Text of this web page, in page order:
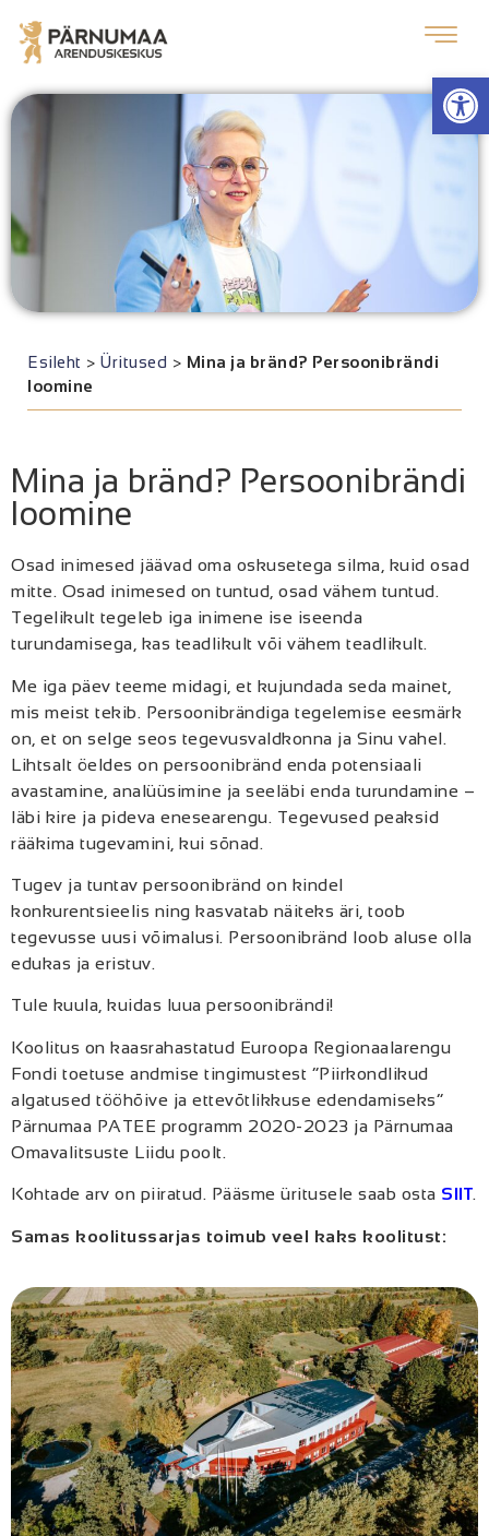
Esileht > Üritused > Mina ja bränd? Persoonibrändi
loomine
Mina ja bränd? Persoonibrändi
loomine
Osad inimesed jäävad oma oskusetega silma, kuid osad
mitte. Osad inimesed on tuntud, osad vähem tuntud.
Tegelikult tegeleb iga inimene ise iseenda
turundamisega, kas teadlikult või vähem teadlikult.
Me iga päev teeme midagi, et kujundada seda mainet,
mis meist tekib. Persoonibrändiga tegelemise eesmärk
on, et on selge seos tegevusvaldkonna ja Sinu vahel.
Lihtsalt öeldes on persoonibränd enda potensiaali
avastamine, analüüsimine ja seeläbi enda turundamine –
läbi kire ja pideva enesearengu. Tegevused peaksid
rääkima tugevamini, kui sõnad.
Tugev ja tuntav persoonibränd on kindel
konkurentsieelis ning kasvatab näiteks äri, toob
tegevusse uusi võimalusi. Persoonibränd loob aluse olla
edukas ja eristuv.
Tule kuula, kuidas luua persoonibrändi!
Koolitus on kaasrahastatud Euroopa Regionaalarengu
Fondi toetuse andmise tingimustest “Piirkondlikud
algatused tööhõive ja ettevõtlikkuse edendamiseks”
Pärnumaa PATEE programm 2020-2023 ja Pärnumaa
Omavalitsuste Liidu poolt.
Kohtade arv on piiratud. Pääsme üritusele saab osta SIIT.
Samas koolitussarjas toimub veel kaks koolitust: